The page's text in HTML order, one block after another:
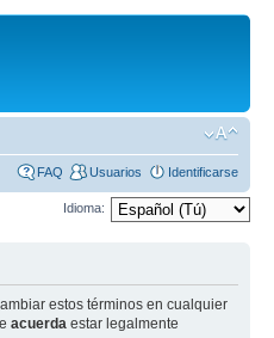
FAQ Usuarios Identificarse
Idioma:
estos términos en cualquier
acuerda estar legalmente